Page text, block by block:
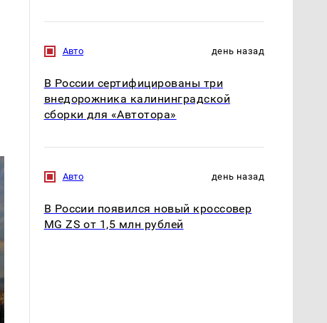
Авто день назад
В России сертифицированы три
внедорожника калининградской
сборки для «Автотора»
Авто день назад
В России появился новый кроссовер
MG ZS от 1,5 млн рублей